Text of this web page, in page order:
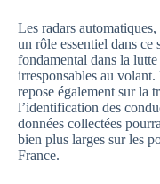
Les radars
un rôle essentiel dans ce
fondamental dans la
irresponsables au
repose également sur la
l’identification des
données collectées
bien plus larges sur les
France.